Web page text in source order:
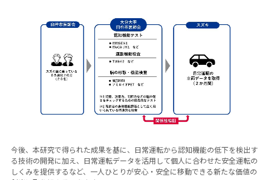
今後、本研究で得られた成果を基に、日常運転から認知機能の低下を検出す
る技術の開発に加え、日常運転データを活用して個人に合わせた安全運転の
しくみを提供するなど、一人ひとりが安心・安全に移動できる新たな価値の